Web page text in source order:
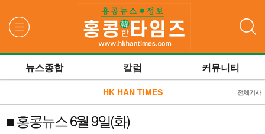
뉴스종합 칼럼 커뮤니티
HK HAN TIMES 전체기사
■ 홍콩뉴스 6월 9일(화)